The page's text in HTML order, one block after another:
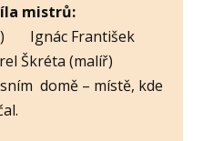
mistrů:
Ignác František
Škréta (malíř)
domě – místě, kde